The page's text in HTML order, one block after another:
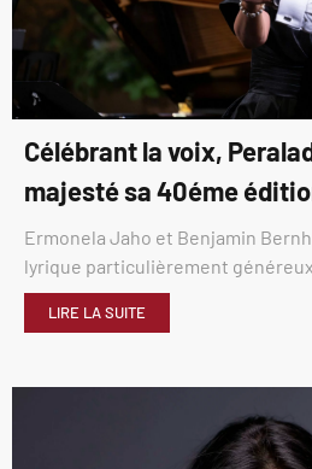
Célébrant la voix,
majesté sa 40éme
Ermonela Jaho et Benjamin
lyrique particulièrement généreux
LIRE LA SUITE